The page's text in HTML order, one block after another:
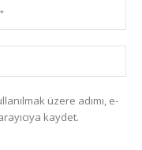
üzere adımı, e-
kaydet.